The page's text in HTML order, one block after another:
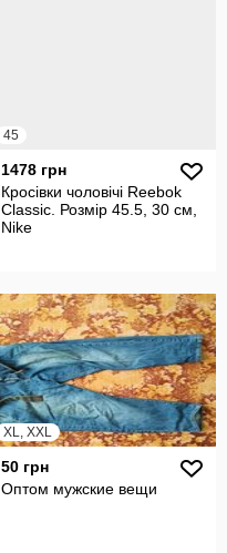
45
1478 грн
Кросівки чоловічі Reebok
Classic. Розмір 45.5, 30 см,
Nike
XL, XXL
50 грн
Оптом мужские вещи